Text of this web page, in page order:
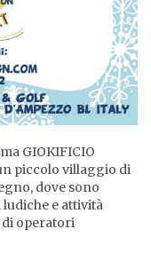
GIOKIFICIO
un piccolo villaggio di
dove sono
e attività
di operatori